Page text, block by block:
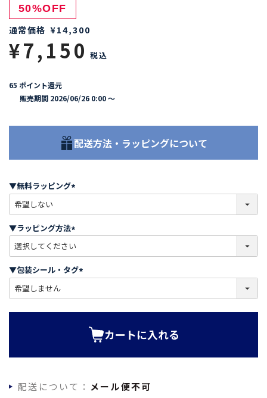
50%OFF
通常価格 ¥14,300
¥7,150 税込
65 ポイント還元
販売期間 2026/06/26 0:00〜
配送方法・ラッピングについて
▼無料ラッピング
必
)
▼ラッピング方法
必
須
)
▼包装シール・タグ
必
カートに入れる
配送について： メール便不可